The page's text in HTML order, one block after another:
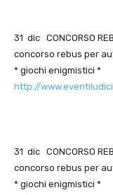
31 dic CONCORSO
concorso rebus per
* giochi enigmistici *
http://
31 dic CONCORSO
concorso rebus per
* giochi enigmistici *